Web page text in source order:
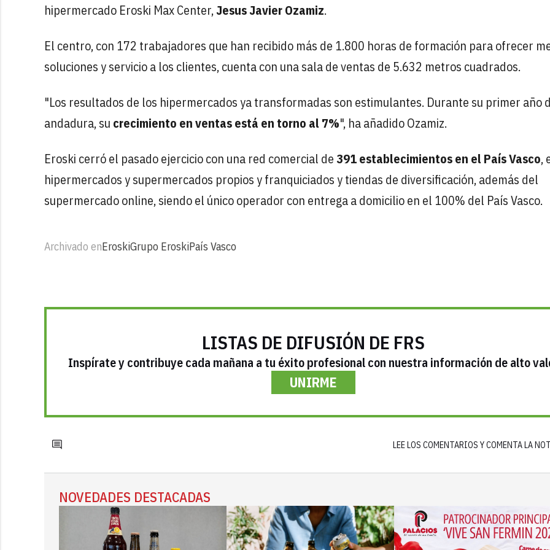
hipermercado Eroski Max Center,Jesus Javier Ozamiz.
El centro, con 172 trabajadores que han recibido más de 1.800 horas de formación para ofrecer
soluciones y servicio a los clientes, cuenta con una sala de ventas de 5.632 metros cuadrados.
"Los resultados de los hipermercados ya transformadas son estimulantes. Durante su primer año
andadura, su crecimiento en ventas está en torno al 7%", ha añadido Ozamiz.
Eroski cerró el pasado ejercicio con una red comercial de391 establecimientos en el País Vasco,
hipermercados y supermercados propios y franquiciados y tiendas de diversificación, además del
supermercado online, siendo el único operador con entrega a domicilio en el 100% del País Vasco.
Archivado enEroskiGrupo EroskiPaís Vasco
LISTAS DE DIFUSIÓN DE FRS
Inspírate y contribuye cada mañana a tu éxito profesional con nuestra información de alto
UNIRME
LEE LOS COMENTARIOS Y COMENTA LA
NOVEDADES DESTACADAS